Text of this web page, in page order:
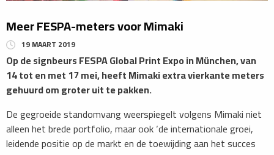
Meer FESPA-meters voor Mimaki
19 MAART 2019
Op de signbeurs FESPA Global Print Expo in München, van
14 tot en met 17 mei, heeft Mimaki extra vierkante meters
gehuurd om groter uit te pakken.
De gegroeide standomvang weerspiegelt volgens Mimaki niet
alleen het brede portfolio, maar ook ‘de internationale groei,
leidende positie op de markt en de toewijding aan het succes